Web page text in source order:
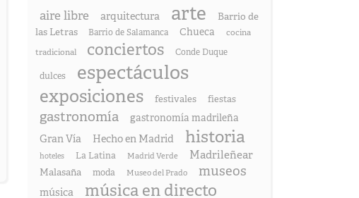
aire libre arquitectura arte
Barrio de
las Letras
Barrio de Salamanca Chueca
cocina
tradicional
conciertos Conde Duque
dulces espectáculos
exposiciones festivales fiestas
gastronomía gastronomía madrileña
Gran Vía Hecho en Madrid historia
hoteles La Latina Madrid Verde Madrileñear
Malasaña moda Museo del Prado museos
música música en directo